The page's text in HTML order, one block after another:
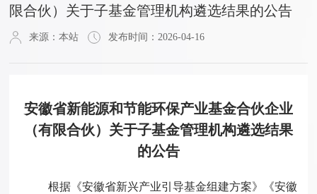
限合伙）关于子基金管理机构遴选结果的公告
来源：本站 发布时间：2026-04-16
安徽省新能源和节能环保产业基金合伙企业
（有限合伙）关于子基金管理机构遴选结果
的公告
根据《安徽省新兴产业引导基金组建方案》《安徽